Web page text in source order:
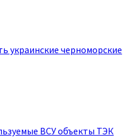
украинские черноморские
ВСУ объекты ТЭК